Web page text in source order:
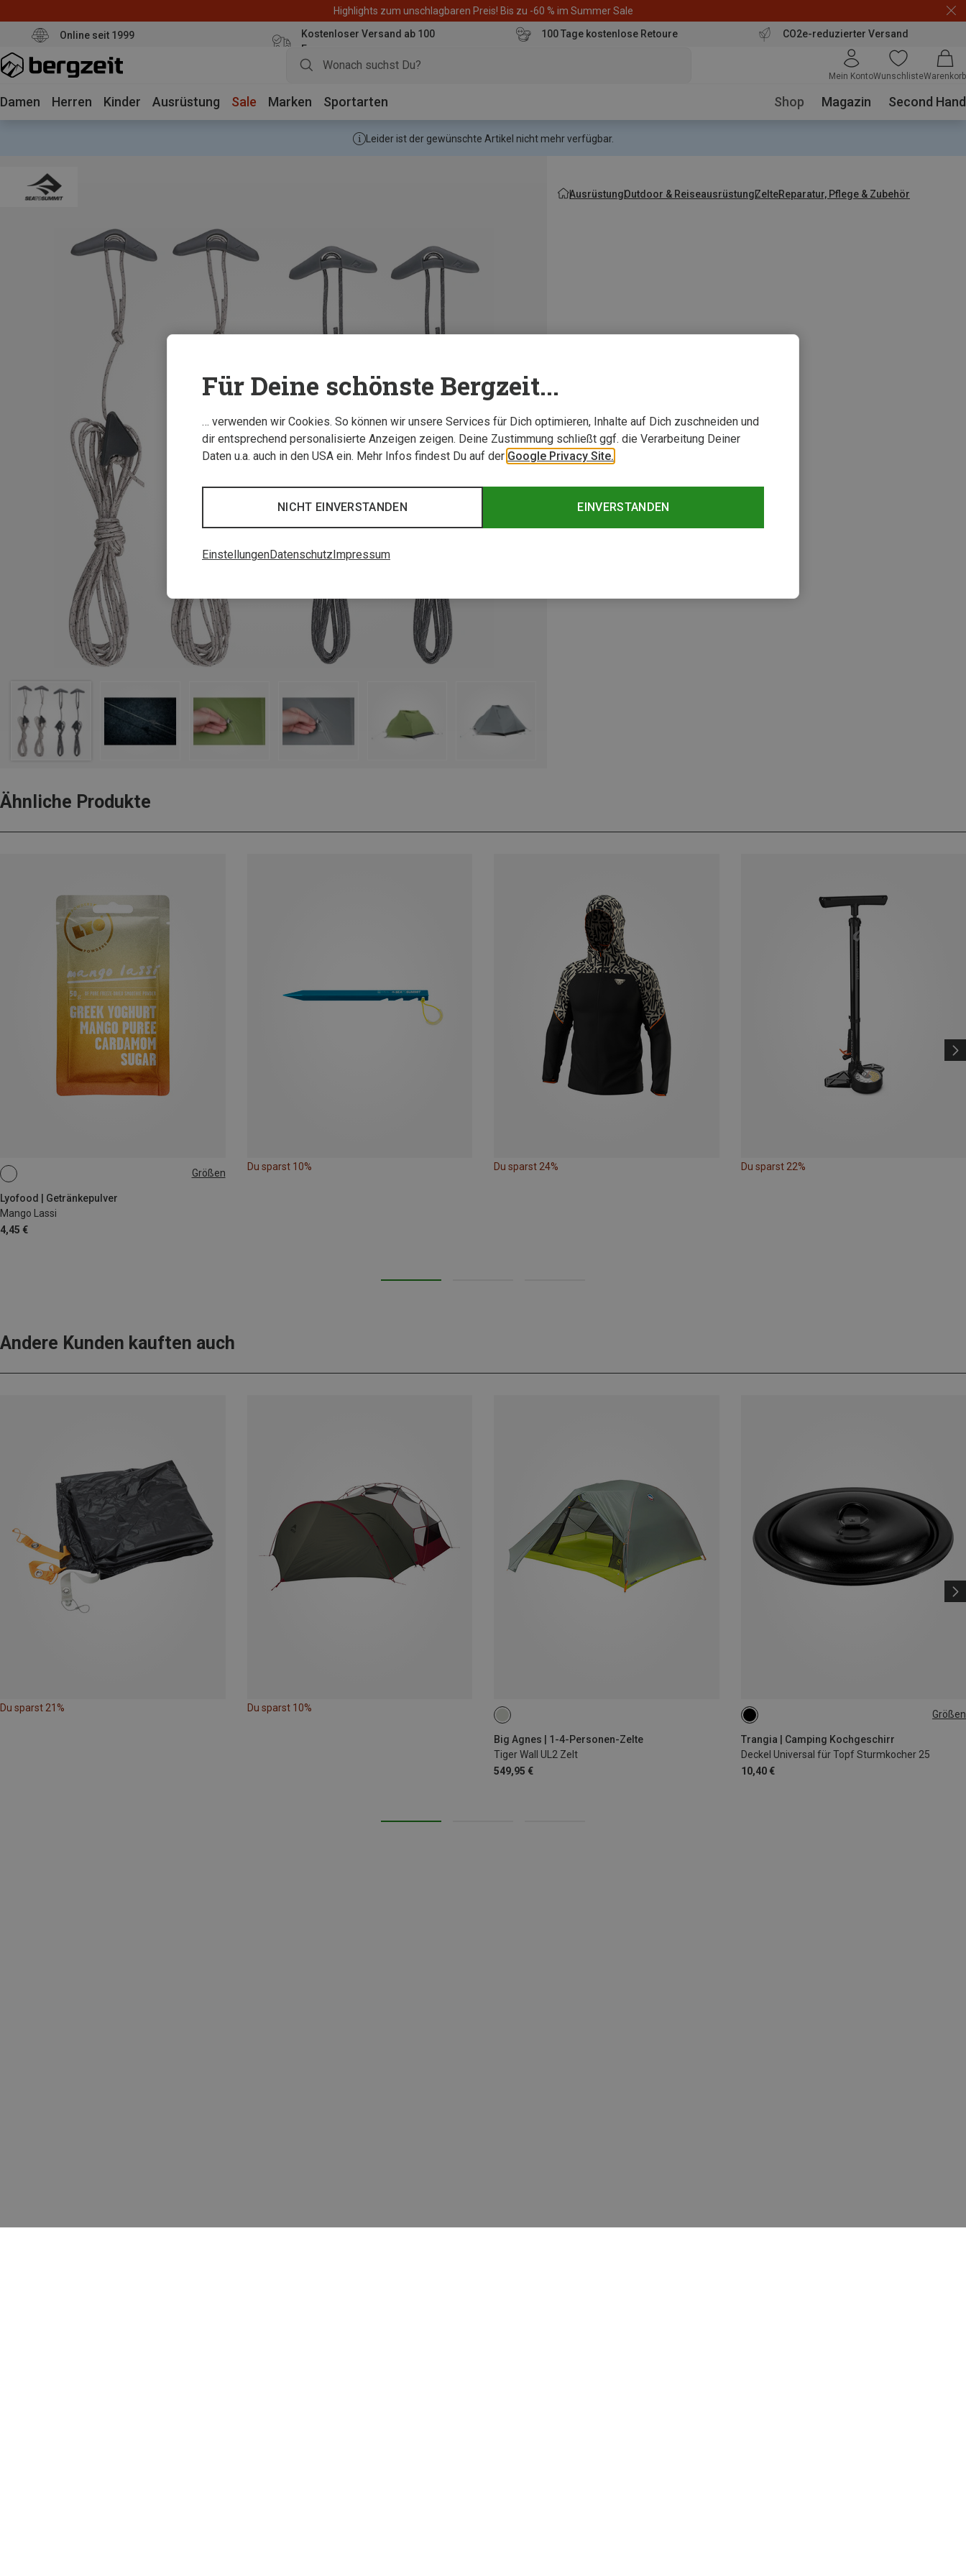
Highlights zum unschlagbaren Preis! Bis zu -60 % im Summer Sale
Online seit 1999
Kostenloser Versand ab 100
Euro
100 Tage kostenlose Retoure CO2e-reduzierter Versand
Mein KontoWunschlisteWarenkorb
Damen Herren Kinder Ausrüstung Sale Marken Sportarten Shop Magazin Second Hand
Leider ist der gewünschte Artikel nicht mehr verfügbar.
AusrüstungOutdoor & ReiseausrüstungZelteReparatur, Pflege & Zubehör
Ähnliche Produkte
Größen
Lyofood | Getränkepulver
Mango Lassi
4,45 €
50G
Du sparst 10% Du sparst 24% Du sparst 22%
Andere Kunden kauften auch
Du sparst 21% Du sparst 10%
Big Agnes | 1-4-Personen-Zelte
Tiger Wall UL2 Zelt
549,95 €
Größen
Trangia | Camping Kochgeschirr
Deckel Universal für Topf Sturmkocher 25
10,40 €
ONE SIZE
Für Deine schönste Bergzeit...
… verwenden wir Cookies. So können wir unsere Services für Dich optimieren, Inhalte auf Dich zuschneiden und
dir entsprechend personalisierte Anzeigen zeigen. Deine Zustimmung schließt ggf. die Verarbeitung Deiner
Daten u.a. auch in den USA ein. Mehr Infos findest Du auf der Google Privacy Site.
EINVERSTANDEN
NICHT EINVERSTANDEN
EinstellungenDatenschutzImpressum